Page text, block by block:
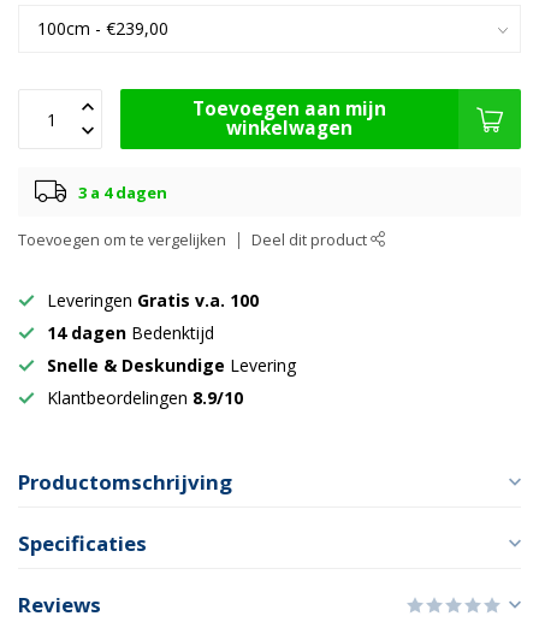
Toevoegen aan mijn
winkelwagen
3 a 4 dagen
Toevoegen om te vergelijken Deel dit product
Leveringen Gratis v.a. 100
14 dagen Bedenktijd
Snelle & Deskundige Levering
Klantbeordelingen 8.9/10
Productomschrijving
Specificaties
Reviews